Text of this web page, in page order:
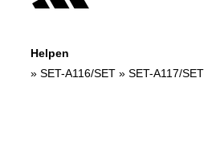
Helpen
» SET-A116/SET » SET-A117/SET